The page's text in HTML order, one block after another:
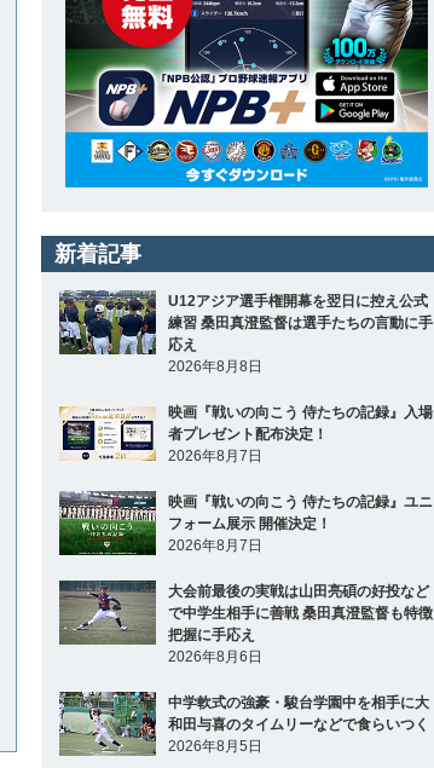
新着記事
U12アジア選手権開幕を翌日に控え公式
練習 桑田真澄監督は選手たちの言動に手
応え
2026年8月8日
映画『戦いの向こう 侍たちの記録』入場
者プレゼント配布決定！
2026年8月7日
映画『戦いの向こう 侍たちの記録』ユニ
フォーム展示 開催決定！
2026年8月7日
大会前最後の実戦は山田亮碩の好投など
で中学生相手に善戦 桑田真澄監督も特徴
把握に手応え
2026年8月6日
中学軟式の強豪・駿台学園中を相手に大
和田与喜のタイムリーなどで食らいつく
2026年8月5日